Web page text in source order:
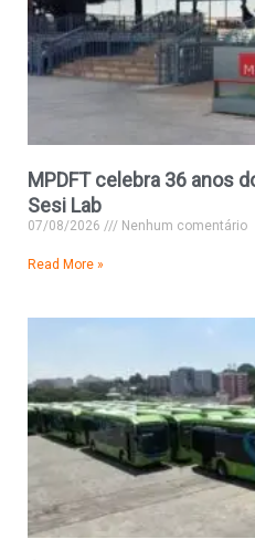
MPDFT celebra 36 anos
Sesi Lab
07/08/2026 Nenhum comentário
Read More »